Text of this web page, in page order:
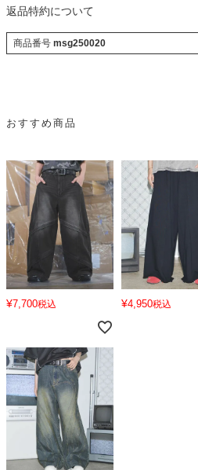
返品特約について
商品番号 msg250020
おすすめ商品
¥7,700税込 ¥4,950税込